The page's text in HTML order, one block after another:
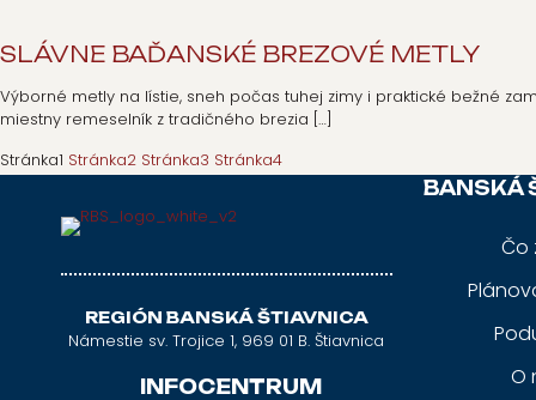
SLÁVNE BAĎANSKÉ BREZOVÉ METLY
Výborné metly na lístie, sneh počas tuhej zimy i praktické bežné
miestny remeselník z tradičného brezia […]
Stránka1 Stránka2 Stránka3 Stránka4
REGIÓN BANSKÁ ŠTIAVNICA
Námestie sv. Trojice 1, 969 01 B. Štiavnica
INFOCENTRUM
BANSKÁ
Čo
O